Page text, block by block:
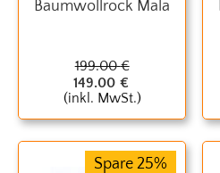
Baumwollrock Mala
199.00 €
149.00 €
(inkl. MwSt.)
Spare 25%